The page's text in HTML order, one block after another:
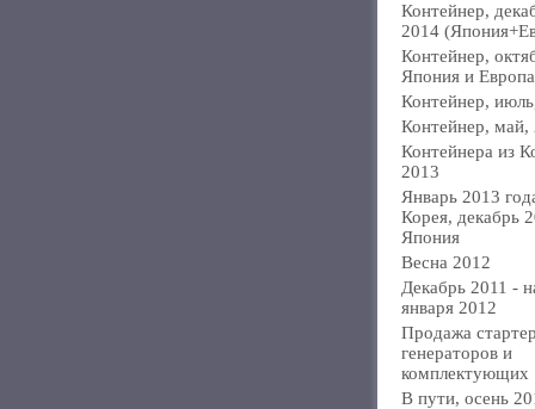
Контейнер,
2014
Контейнер,
Япония и
Контейнер,
Контейнер, май,
Контейнера из
2013
Январь 2013
Корея, декабрь
Япония
Весна 2012
Декабрь 2011 -
января 2012
Продажа
генераторов и
комплектующих
В пути, осень